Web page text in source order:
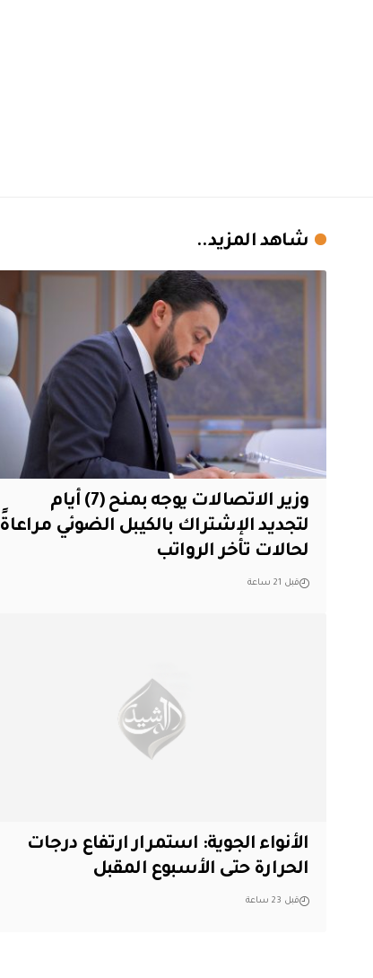
شاهد المزيد..
وزير الاتصالات يوجه بمنح (7) أيام
لتجديد الإشتراك بالكيبل الضوئي مراعاةً
لحالات تأخر الرواتب
قبل 21 ساعة
الأنواء الجوية: استمرار ارتفاع درجات
الحرارة حتى الأسبوع المقبل
قبل 23 ساعة